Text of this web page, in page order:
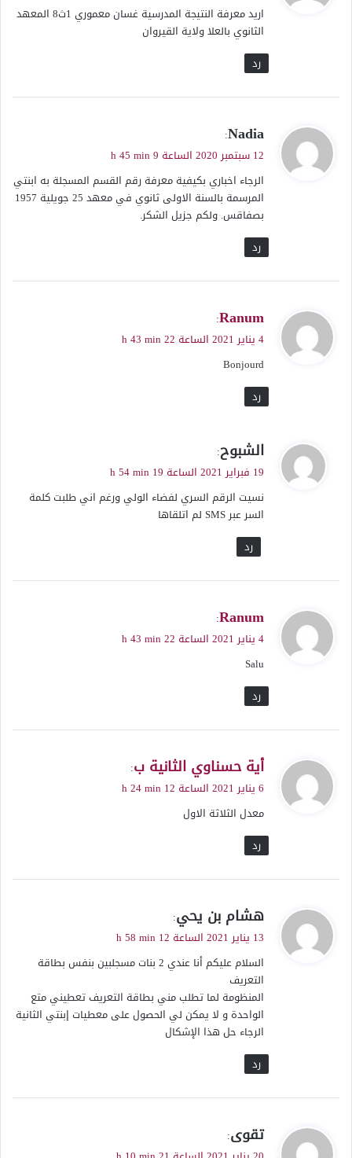
ل
اريد معرفة النتيجة المدرسية غسان معموري 1ث8 المعهد
الثانوي بالعلا ولاية القيروان
رد
ي
ق
ل
Nadia
:
12 سبتمبر 2020 الساعة 9 h 45 min
الرجاء اخباري بكيفية معرفة رقم القسم المسجلة به ابنتي
المرسمة بالسنة الاولى ثانوي في معهد 25 جويلية 1957
بصفاقس. ولكم جزيل الشكر.
رد
ي
ق
ل
Ranum
:
4 يناير 2021 الساعة 22 h 43 min
Bonjourd
رد
ي
ق
ل
الشبوح:
19 فبراير 2021 الساعة 19 h 54 min
نسيت الرقم السري لفضاء الولي ورغم اني طلبت كلمة
السر عبر SMS لم اتلقاها
رد
ي
ق
ل
Ranum
:
4 يناير 2021 الساعة 22 h 43 min
Salu
رد
ي
ق
ل
أية حسناوي الثانية ب:
6 يناير 2021 الساعة 12 h 24 min
معدل الثلاثة الاول
رد
ي
ق
ل
هشام بن يحي:
13 يناير 2021 الساعة 12 h 58 min
السلام عليكم أنا عندي 2 بنات مسجلبين بنفس بطاقة
التعريف
المنظومة لما تطلب مني بطاقة التعريف تعطيني متع
الواحدة و لا يمكن لي الحصول على معطيات إبنتي الثانية
الرجاء حل هذا الإشكال
رد
ي
ق
تقوى: